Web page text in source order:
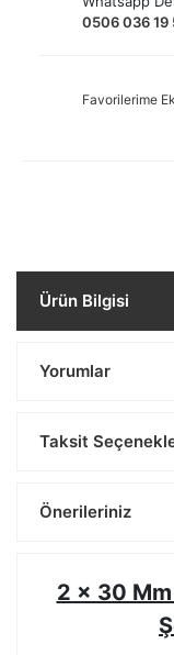
0506 036 19
Favorilerime
Ürün Bilgisi
Yorumlar
Taksit
Önerileriniz
2 x 30 Mm